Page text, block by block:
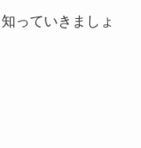
っていきましょ